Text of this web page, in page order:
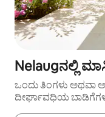
Nelaugನಲ್ಲಿ
ಒಂದು ತಿಂಗಳು ಅಥವಾ
ದೀರ್ಘಾವಧಿಯ